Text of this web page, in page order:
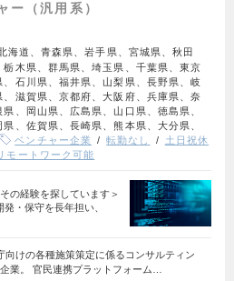
ー（汎用系）
海道、青森県、岩手県、宮城県、秋田
木県、群馬県、埼玉県、千葉県、東京
石川県、福井県、山梨県、長野県、岐
滋賀県、京都府、大阪府、兵庫県、奈
、岡山県、広島県、山口県、徳島県、
、佐賀県、長崎県、熊本県、大分県、
ベンチャー企業 転勤なし
土日祝休
モートワーク可能
の経験を探しています＞
・保守を長年担い、
向けの各種施策策定に係るコンサルティン
業。 官民連携プラットフォーム…